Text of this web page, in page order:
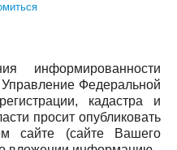
информированности
Управление Федеральной
кадастра и
просит опубликовать
сайте (сайте Вашего